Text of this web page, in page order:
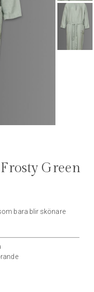
Green
bara blir skönare